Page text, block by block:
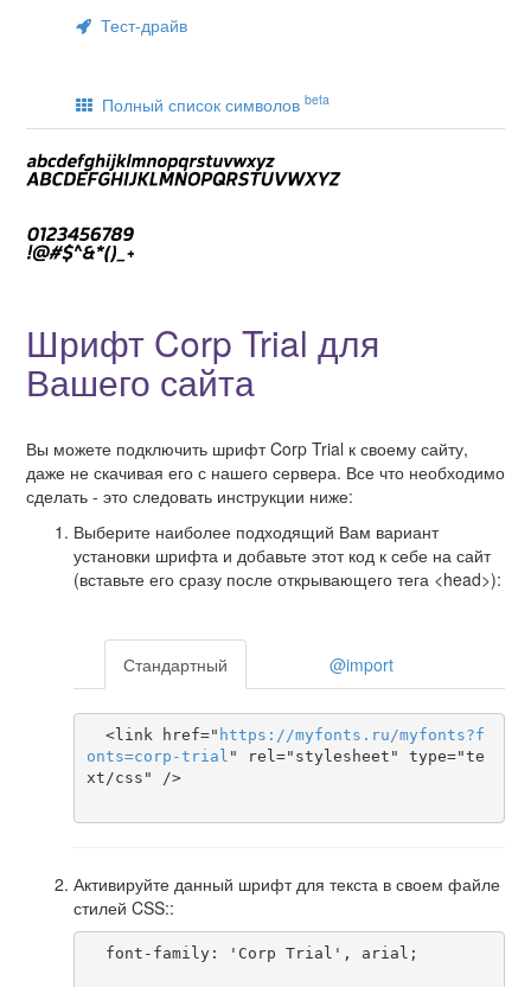
Тест-драйв
Полный список символов beta
Шрифт Corp Trial для
Вашего сайта
Вы можете подключить шрифт Corp Trial к своему сайту,
даже не скачивая его с нашего сервера. Все что необходимо
сделать - это следовать инструкции ниже:
Выберите наиболее подходящий Вам вариант
установки шрифта и добавьте этот код к себе на сайт
(вставьте его сразу после открывающего тега <head>):
Стандартный @import
  <link href="
https ://myfonts . ru/myfonts?f
onts=corp-trial " rel="stylesheet" type="te
xt/css" />
Активируйте данный шрифт для текста в своем файле
стилей CSS::